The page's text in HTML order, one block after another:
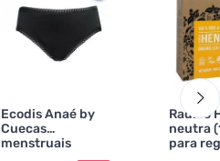
Ecodis Anaé by
Cuecas
menstruais
Radico
neutra
para